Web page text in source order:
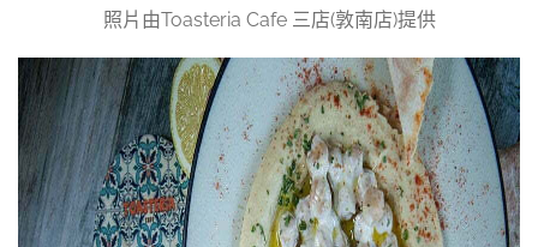
照片由Toasteria Cafe 三店(敦南店)提供